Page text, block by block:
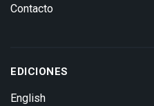
Contacto
EDICIONES
English